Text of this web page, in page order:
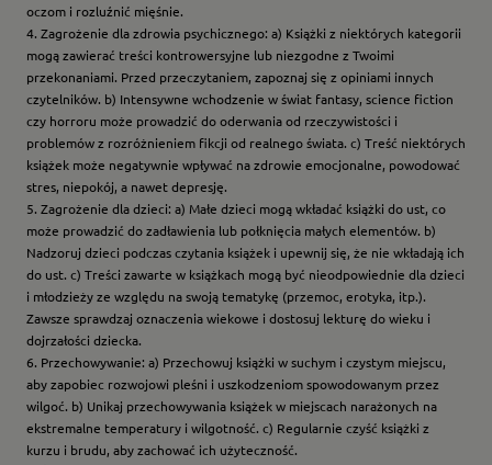
oczom i rozluźnić mięśnie.
4. Zagrożenie dla zdrowia psychicznego: a) Książki z niektórych kategorii
mogą zawierać treści kontrowersyjne lub niezgodne z Twoimi
przekonaniami. Przed przeczytaniem, zapoznaj się z opiniami innych
czytelników. b) Intensywne wchodzenie w świat fantasy, science fiction
czy horroru może prowadzić do oderwania od rzeczywistości i
problemów z rozróżnieniem fikcji od realnego świata. c) Treść niektórych
książek może negatywnie wpływać na zdrowie emocjonalne, powodować
stres, niepokój, a nawet depresję.
5. Zagrożenie dla dzieci: a) Małe dzieci mogą wkładać książki do ust, co
może prowadzić do zadławienia lub połknięcia małych elementów. b)
Nadzoruj dzieci podczas czytania książek i upewnij się, że nie wkładają ich
do ust. c) Treści zawarte w książkach mogą być nieodpowiednie dla dzieci
i młodzieży ze względu na swoją tematykę (przemoc, erotyka, itp.).
Zawsze sprawdzaj oznaczenia wiekowe i dostosuj lekturę do wieku i
dojrzałości dziecka.
6. Przechowywanie: a) Przechowuj książki w suchym i czystym miejscu,
aby zapobiec rozwojowi pleśni i uszkodzeniom spowodowanym przez
wilgoć. b) Unikaj przechowywania książek w miejscach narażonych na
ekstremalne temperatury i wilgotność. c) Regularnie czyść książki z
kurzu i brudu, aby zachować ich użyteczność.